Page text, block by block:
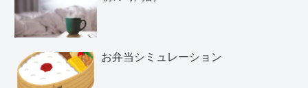
お弁当シミュレーション